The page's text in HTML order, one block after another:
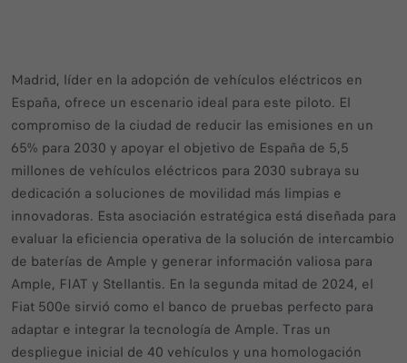
Madrid, líder en la adopción de vehículos eléctricos en
España, ofrece un escenario ideal para este piloto. El
compromiso de la ciudad de reducir las emisiones en un
65% para 2030 y apoyar el objetivo de España de 5,5
millones de vehículos eléctricos para 2030 subraya su
dedicación a soluciones de movilidad más limpias e
innovadoras. Esta asociación estratégica está diseñada para
evaluar la eficiencia operativa de la solución de intercambio
de baterías de Ample y generar información valiosa para
Ample, FIAT y Stellantis. En la segunda mitad de 2024, el
Fiat 500e sirvió como el banco de pruebas perfecto para
adaptar e integrar la tecnología de Ample. Tras un
despliegue inicial de 40 vehículos y una homologación